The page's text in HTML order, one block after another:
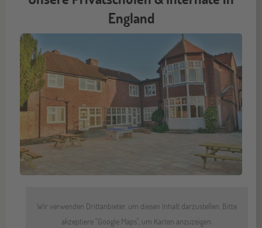
England
Wir verwenden Drittanbieter, um diesen Inhalt darzustellen. Bitte
akzeptiere "Google Maps", um Karten anzuzeigen.